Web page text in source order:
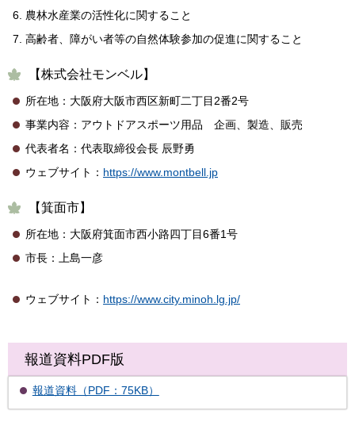
農林水産業の活性化に関すること
高齢者、障がい者等の自然体験参加の促進に関すること
【株式会社モンベル】
所在地：大阪府大阪市西区新町二丁目2番2号
事業内容：アウトドアスポーツ用品 企画、製造、販売
代表者名：代表取締役会長 辰野勇
ウェブサイト： https://www.montbell.jp
【箕面市】
所在地：大阪府箕面市西小路四丁目6番1号
市長：上島一彦
ウェブサイト： https://www.city.minoh.lg.jp/
報道資料PDF版
報道資料（PDF：75KB）